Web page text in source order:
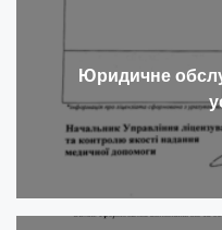
Юридичне